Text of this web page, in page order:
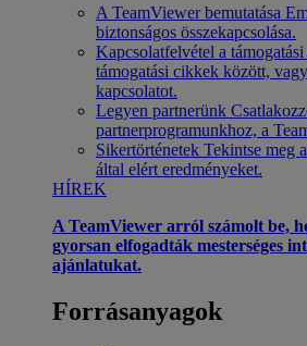
A TeamViewer bemutatása
biztonságos összekapcsolása.
Kapcsolatfelvétel a támogatási
támogatási cikkek között,
kapcsolatot.
Legyen partnerünk
partnerprogramunkhoz, a
Sikertörténetek Tekintse meg
által elért eredményeket.
HÍREK
A TeamViewer arról számolt be,
gyorsan elfogadták mesterséges
ajánlatukat.
Forrásanyagok